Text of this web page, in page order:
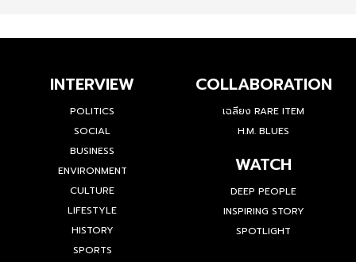
INTERVIEW
POLITICS
SOCIAL
BUSINESS
ENVIRONMENT
CULTURE
LIFESTYLE
HISTORY
SPORTS
COLLABORATION
เฉลียง RARE ITEM
H.M. BLUES
WATCH
DEEP PEOPLE
INSPIRING STORY
SPOTLIGHT